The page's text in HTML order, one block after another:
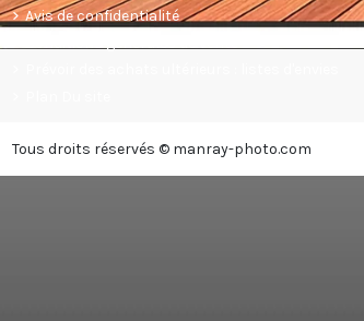
Avis de confidentialité
Tous droits réservés © manray-photo.com